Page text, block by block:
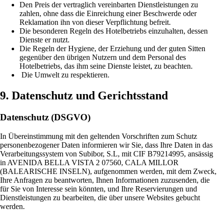
Den Preis der vertraglich vereinbarten Dienstleistungen zu
zahlen, ohne dass die Einreichung einer Beschwerde oder
Reklamation ihn von dieser Verpflichtung befreit.
Die besonderen Regeln des Hotelbetriebs einzuhalten, dessen
Dienste er nutzt.
Die Regeln der Hygiene, der Erziehung und der guten Sitten
gegenüber den übrigen Nutzern und dem Personal des
Hotelbetriebs, das ihm seine Dienste leistet, zu beachten.
Die Umwelt zu respektieren.
9. Datenschutz und Gerichtsstand
Datenschutz (DSGVO)
In Übereinstimmung mit den geltenden Vorschriften zum Schutz
personenbezogener Daten informieren wir Sie, dass Ihre Daten in das
Verarbeitungssystem von Subibor, S.L, mit CIF B79214995, ansässig
in AVENIDA BELLA VISTA 2 07560, CALA MILLOR
(BALEARISCHE INSELN), aufgenommen werden, mit dem Zweck,
Ihre Anfragen zu beantworten, Ihnen Informationen zuzusenden, die
für Sie von Interesse sein könnten, und Ihre Reservierungen und
Dienstleistungen zu bearbeiten, die über unsere Websites gebucht
werden.